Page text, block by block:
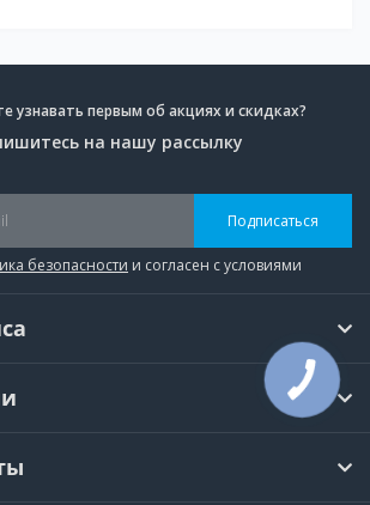
узнавать первым об акциях и скидках?
на нашу рассылку
Подписаться
безопасности и согласен с условиями